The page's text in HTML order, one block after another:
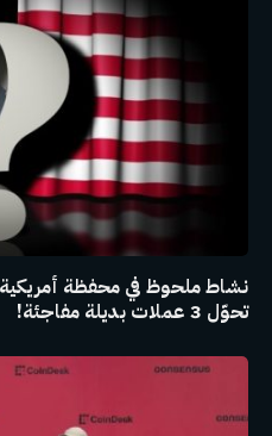
نشاط ملحوظ في محفظة
تحوّل 3 عملات بديلة مفاجئة!